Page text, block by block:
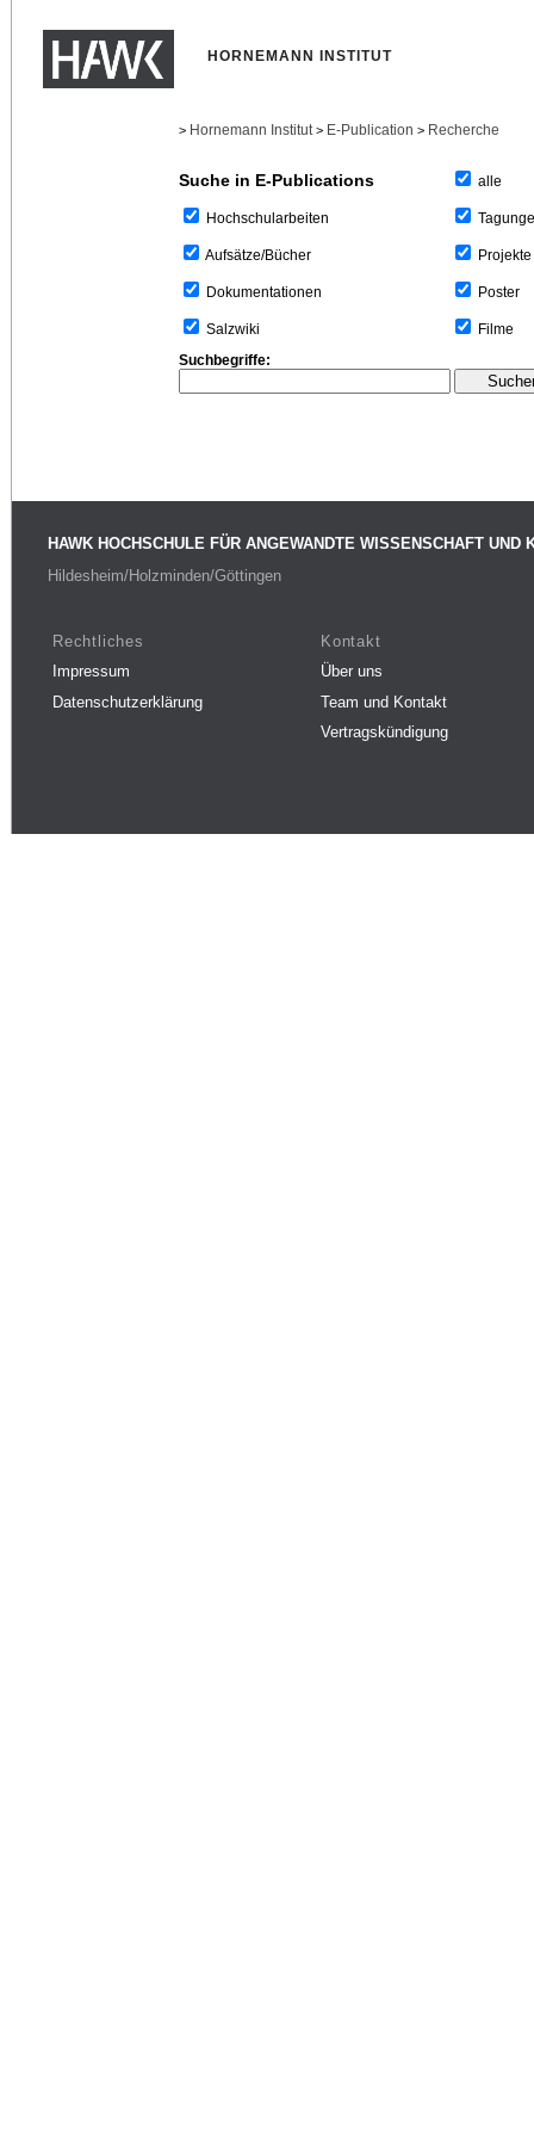
HORNEMANN INSTITUT
> Hornemann Institut > E-Publication > Recherche
Suche in E-Publications
Hochschularbeiten
Aufsätze/Bücher
Dokumentationen
Salzwiki
alle
Projekte
Poster
Filme
Suchbegriffe:
HAWK HOCHSCHULE FÜR ANGEWANDTE WISSENSCHAFT UND
Hildesheim/Holzminden/Göttingen
Rechtliches
Impressum
Datenschutzerklärung
Kontakt
Über uns
Team und Kontakt
Vertragskündigung